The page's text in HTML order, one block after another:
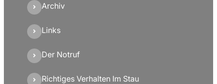
Archiv
Links
Der Notruf
Richtiges Verhalten Im Stau